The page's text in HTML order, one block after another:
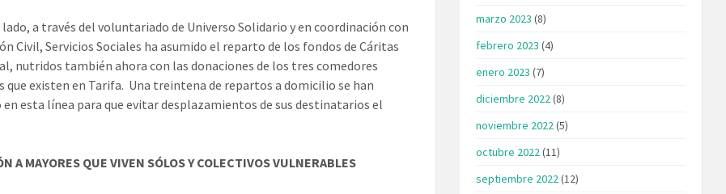
a través del voluntariado de Universo Solidario y en coordinación con
Civil, Servicios Sociales ha asumido el reparto de los fondos de Cáritas
nutridos también ahora con las donaciones de los tres comedores
que existen en Tarifa. Una treintena de repartos a domicilio se han
esta línea para que evitar desplazamientos de sus destinatarios el
A MAYORES QUE VIVEN SÓLOS Y COLECTIVOS VULNERABLES
marzo 2023 (8)
febrero 2023 (4)
enero 2023 (7)
diciembre 2022 (8)
noviembre 2022 (5)
octubre 2022 (11)
septiembre 2022 (12)